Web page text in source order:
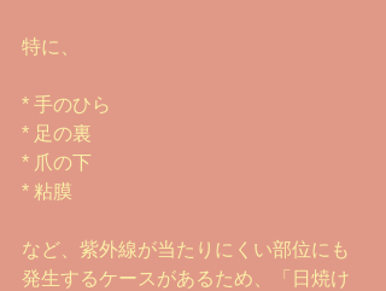
特に、
* 手のひら
* 足の裏
* 爪の下
* 粘膜
など、紫外線が当たりにくい部位にも
発生するケースがあるため、「日焼け